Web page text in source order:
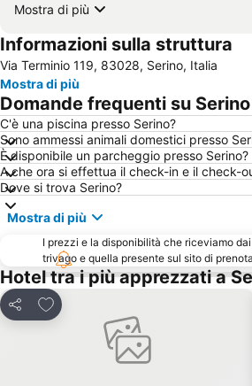
Mostra di più
Informazioni sulla struttura
Via Terminio 119, 83028, Serino, Italia
Mostra di più
Domande frequenti su Serino
C'è una piscina presso Serino?
Sono ammessi animali domestici presso
È disponibile un parcheggio presso Serino?
A che ora si effettua il check-in e il check-
Dove si trova Serino?
Mostra di più
I prezzi e la disponibilità che riceviamo
trivago e quella presente sul sito di
Hotel tra i più apprezzati a
Condividi
Aggiungi ai preferiti